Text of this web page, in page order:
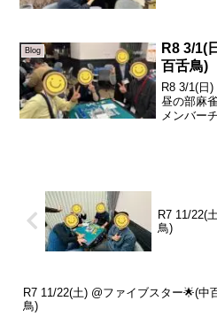
Blog
R8 3/1(
百舌鳥)
R8 3/1(日
昼の部麻
メンバー
R7 11/22(
鳥)
R7 11/22(土) @ファイブスター🌟(中
鳥)